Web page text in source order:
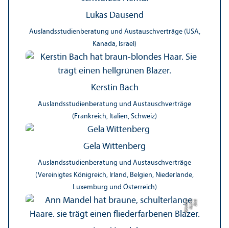
Lukas Dausend
Auslands­studien­beratung und Austauschverträge (USA,
Kanada, Israel)
Kerstin Bach
Auslands­studien­beratung und Austauschverträge
(Frankreich, Italien, Schweiz)
Gela Wittenberg
Auslands­studien­beratung und Austauschverträge
(Vereinigtes Königreich, Irland, Belgien, Niederlande,
Luxemburg und Österreich)
Bil
d:
K
a
t
ri
n
Gl
ü
c
kl
e
r